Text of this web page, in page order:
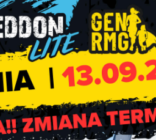
Szwed, J. Szelka.